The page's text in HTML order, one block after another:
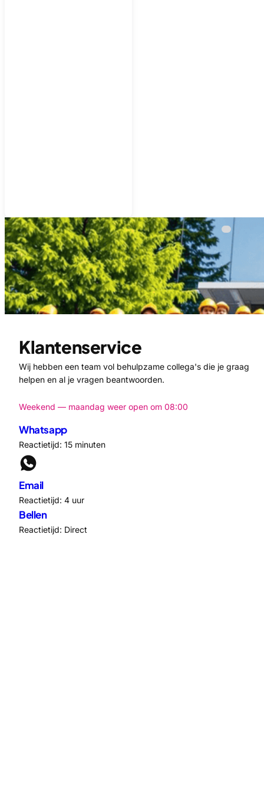
Klantenservice
Wij hebben een team vol behulpzame collega's die je graag
helpen en al je vragen beantwoorden.
Weekend — maandag weer open om 08:00
Whatsapp
Reactietijd: 15 minuten
Email
Reactietijd: 4 uur
Bellen
Reactietijd: Direct